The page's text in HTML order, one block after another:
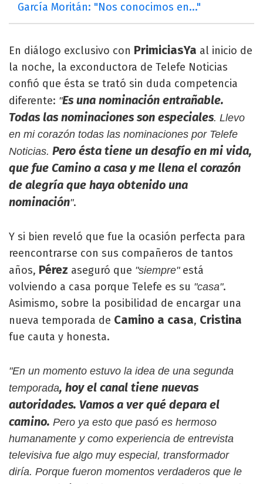
García Moritán: "Nos conocimos en..."
En diálogo exclusivo con PrimiciasYa al inicio de
la noche, la exconductora de Telefe Noticias
confió que ésta se trató sin duda competencia
diferente: "Es una nominación entrañable.
Todas las nominaciones son especiales. Llevo
en mi corazón todas las nominaciones por Telefe
Noticias. Pero ésta tiene un desafío en mi vida,
que fue Camino a casa y me llena el corazón
de alegría que haya obtenido una
nominación".
Y si bien reveló que fue la ocasión perfecta para
reencontrarse con sus compañeros de tantos
años, Pérez aseguró que "siempre"está
volviendo a casa porque Telefe es su "casa".
Asimismo, sobre la posibilidad de encargar una
nueva temporada de Camino a casa, Cristina
fue cauta y honesta.
"En un momento estuvo la idea de una segunda
temporada, hoy el canal tiene nuevas
autoridades. Vamos a ver qué depara el
camino. Pero ya esto que pasó es hermoso
humanamente y como experiencia de entrevista
televisiva fue algo muy especial, transformador
diría. Porque fueron momentos verdaderos que le